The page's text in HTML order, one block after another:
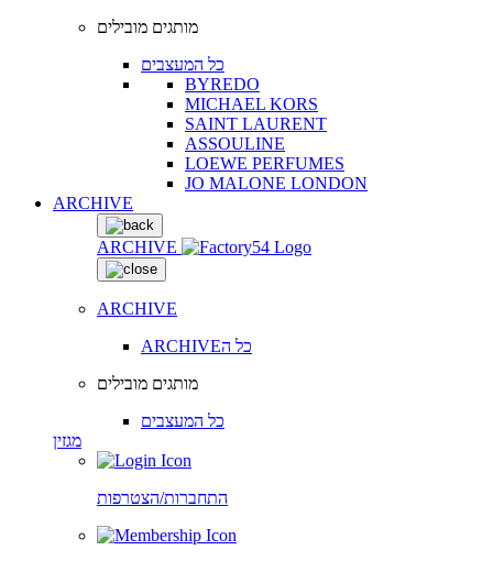
מותגים מובילים
כל המעצבים
BYREDO
MICHAEL KORS
SAINT LAURENT
ASSOULINE
LOEWE PERFUMES
JO MALONE LONDON
ARCHIVE
ARCHIVE
ARCHIVE
ARCHIVEכל ה
מותגים מובילים
כל המעצבים
מגזין
התחברות/הצטרפות